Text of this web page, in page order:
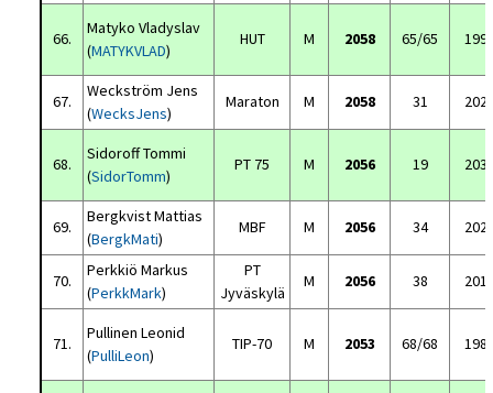
66.
Matyko Vladyslav
(MATYKVLAD)
HUT M 2058 65/65
67.
Weckström Jens
(WecksJens)
Maraton M 2058 31
68.
Sidoroff Tommi
(SidorTomm)
PT 75 M 2056 19
69.
Bergkvist Mattias
(BergkMati)
MBF M 2056 34
70.
Perkkiö Markus
(PerkkMark)
PT
Jyväskylä
M 2056 38
71.
Pullinen Leonid
(PulliLeon)
TIP-70 M 2053 68/68